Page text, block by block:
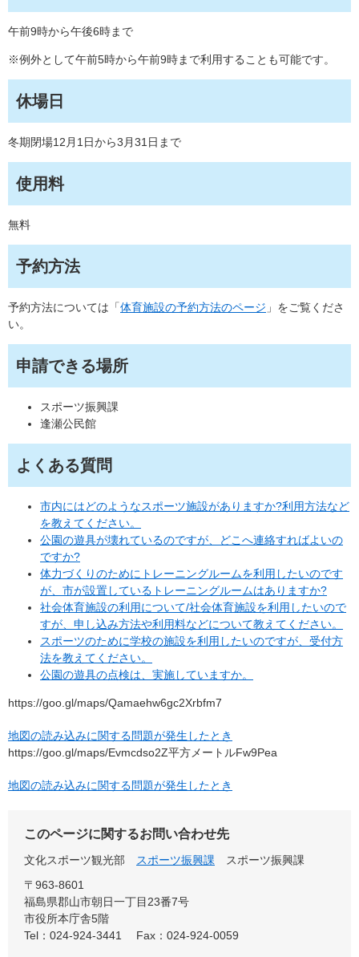
午前9時から午後6時まで
※例外として午前5時から午前9時まで利用することも可能です。
休場日
冬期閉場12月1日から3月31日まで
使用料
無料
予約方法
予約方法については「体育施設の予約方法のページ 」をご覧くださ
い。
申請できる場所
スポーツ振興課
逢瀬公民館
よくある質問
市内にはどのようなスポーツ施設がありますか?利用方法など
を教えてください。
公園の遊具が壊れているのですが、どこへ連絡すればよいの
ですか?
体力づくりのためにトレーニングルームを利用したいのです
が、市が設置しているトレーニングルームはありますか?
社会体育施設の利用について/社会体育施設を利用したいので
すが、申し込み方法や利用料などについて教えてください。
スポーツのために学校の施設を利用したいのですが、受付方
法を教えてください。
公園の遊具の点検は、実施していますか。
https://goo.gl/maps/Qamaehw6gc2Xrbfm7
地図の読み込みに関する問題が発生したとき
https://goo.gl/maps/Evmcdso2Z平方メートルFw9Pea
地図の読み込みに関する問題が発生したとき
このページに関するお問い合わせ先
文化スポーツ観光部 スポーツ振興課
スポーツ振興課
〒963-8601
福島県郡山市朝日一丁目23番7号
市役所本庁舎5階
Tel：024-924-3441
Fax：024-924-0059